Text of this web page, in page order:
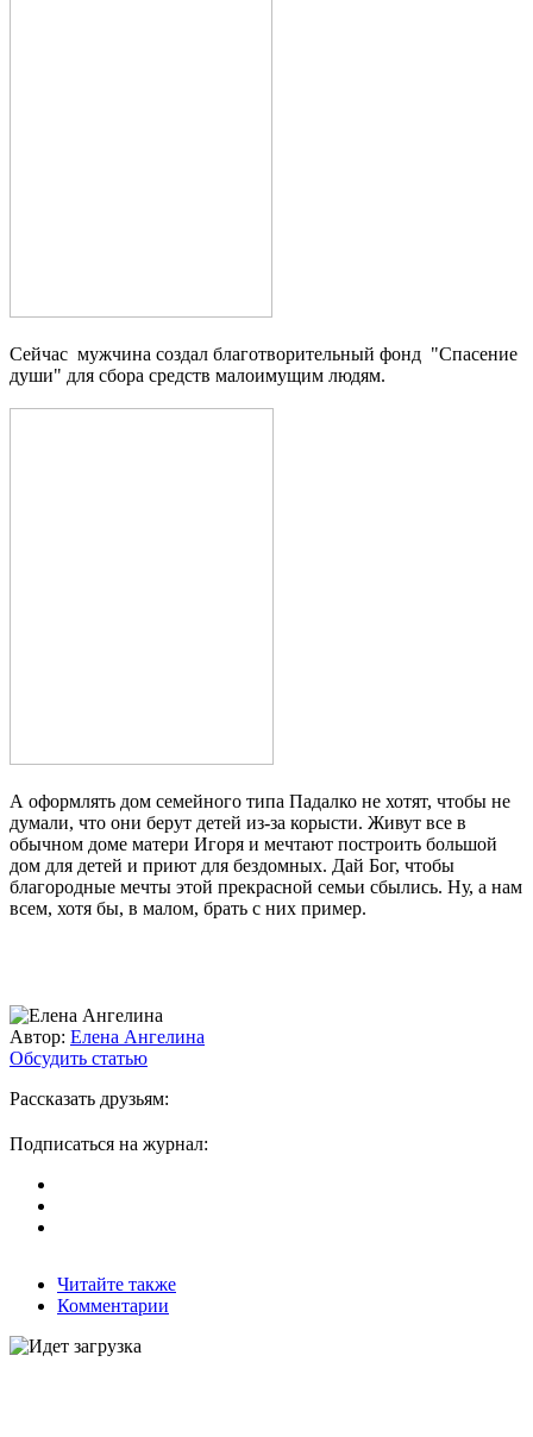
Сейчас мужчина создал благотворительный фонд "Спасение
души" для сбора средств малоимущим людям.
А оформлять дом семейного типа Падалко не хотят, чтобы не
думали, что они берут детей из-за корысти. Живут все в
обычном доме матери Игоря и мечтают построить большой
дом для детей и приют для бездомных. Дай Бог, чтобы
благородные мечты этой прекрасной семьи сбылись. Ну, а нам
всем, хотя бы, в малом, брать с них пример.
Автор: Елена Ангелина
Обсудить статью
Рассказать друзьям:
Подписаться на журнал:
Читайте также
Комментарии